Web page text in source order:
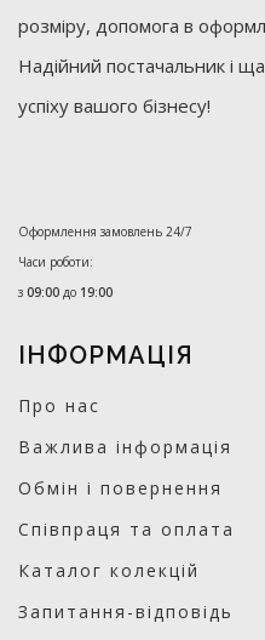
розміру, допомога в
Надійний постачальник і
успіху вашого бізнесу!
Оформлення замовлень 24/7
Часи роботи:
з 09:00 до 19:00
ІНФОРМАЦІЯ
Про нас
Важлива інформація
Обмін і повернення
Співпраця та оплата
Каталог колекцій
Запитання-відповідь